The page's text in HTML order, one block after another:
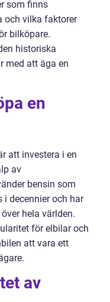
som finns
och vilka faktorer
bilköpare.
historiska
med att äga en
en
att investera i en
av
bensin som
i decennier och har
hela världen.
för elbilar och
att vara ett
av